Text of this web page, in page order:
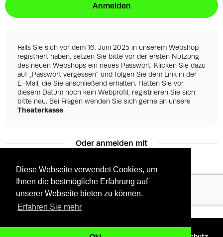
Diese Webseite verwendet Cookies, um
Ihnen die bestmögliche Erfahrung auf
unserer Webseite bieten zu können.
Erfahren Sie mehr
Anmelden
Falls Sie sich vor dem 16. Juni 2025 in unserem Webshop
registriert haben, setzen Sie bitte vor der ersten Nutzung
des neuen Webshops ein neues Passwort. Klicken Sie dazu
auf „Passwort vergessen“ und folgen Sie dem Link in der
E-Mail, die Sie anschließend erhalten. Hatten Sie vor
diesem Datum noch kein Webprofil, registrieren Sie sich
bitte neu. Bei Fragen wenden Sie sich gerne an unsere
Theaterkasse.
Oder anmelden mit
Facebook